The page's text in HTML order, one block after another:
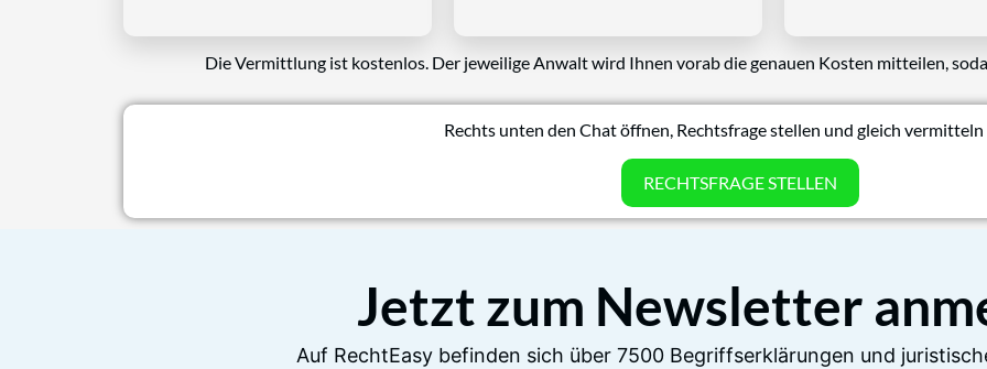
Die Vermittlung ist kostenlos. Der jeweilige Anwalt wird Ihnen vorab die genauen Kosten mitteilen,
Rechts unten den Chat öffnen, Rechtsfrage stellen und gleich vermitteln
RECHTSFRAGE STELLEN
Jetzt zum Newsletter
Auf RechtEasy befinden sich über 7500 Begriffserklärungen und